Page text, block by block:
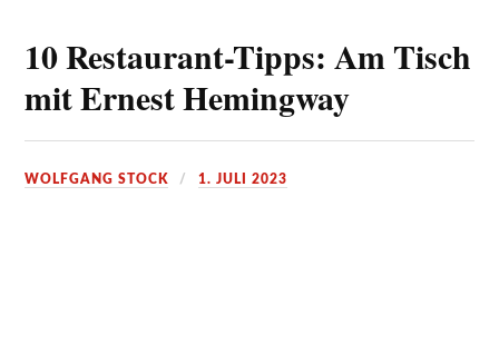
10 Restaurant-Tipps: Am Tisch
mit Ernest Hemingway
WOLFGANG STOCK 1. JULI 2023